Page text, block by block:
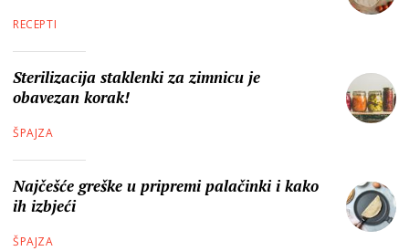
RECEPTI
Sterilizacija staklenki za zimnicu je
obavezan korak!
ŠPAJZA
Najčešće greške u pripremi palačinki i kako
ih izbjeći
ŠPAJZA